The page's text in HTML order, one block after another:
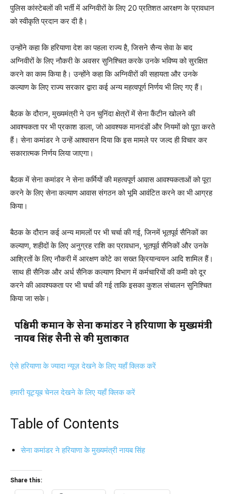
पुलिस कांस्टेबलों की भर्ती में अग्निवीरों के लिए 20 प्रतिशत आरक्षण के प्रावधान
को स्वीकृति प्रदान कर दी है।
उन्होंने कहा कि हरियाणा देश का पहला राज्य है, जिसने सैन्य सेवा के बाद
अग्निवीरों के लिए नौकरी के अवसर सुनिश्चित करके उनके भविष्य को सुरक्षित
करने का काम किया है। उन्होंने कहा कि अग्निवीरों की सहायता और उनके
कल्याण के लिए राज्य सरकार द्वारा कई अन्य महत्वपूर्ण निर्णय भी लिए गए हैं।
बैठक के दौरान, मुख्यमंत्री ने उन चुनिंदा क्षेत्रों में सेना कैंटीन खोलने की
आवश्यकता पर भी प्रकाश डाला, जो आवश्यक मानदंडों और नियमों को पूरा करते
हैं। सेना कमांडर ने उन्हें आश्वासन दिया कि इस मामले पर जल्द ही विचार कर
सकारात्मक निर्णय लिया जाएगा।
बैठक में सेना कमांडर ने सेना कर्मियों की महत्वपूर्ण आवास आवश्यकताओं को पूरा
करने के लिए सेना कल्याण आवास संगठन को भूमि आवंटित करने का भी आग्रह
किया।
बैठक के दौरान कई अन्य मामलों पर भी चर्चा की गई, जिनमें भूतपूर्व सैनिकों का
कल्याण, शहीदों के लिए अनुग्रह राशि का प्रावधान, भूतपूर्व सैनिकों और उनके
आश्रितों के लिए नौकरी में आरक्षण कोटे का सख्त क्रियान्वयन आदि शामिल हैं।
साथ ही सैनिक और अर्ध सैनिक कल्याण विभाग में कर्मचारियों की कमी को दूर
करने की आवश्यकता पर भी चर्चा की गई ताकि इसका कुशल संचालन सुनिश्चित
किया जा सके।
ऐसे हरियाणा के ज्यादा न्यूज़ देखने के लिए यहाँ क्लिक करें
हमारी यूट्यूब चेनल देखने के लिए यहाँ क्लिक करें
Table of Contents
सेना कमांडर ने हरियाणा के मुख्यमंत्री नायब सिंह
Share this: